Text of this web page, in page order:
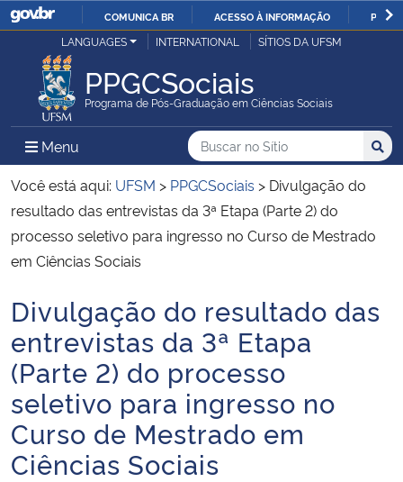
IR
O
COMUNICA BR ACESSO À INFORMAÇÃO
Ministério da Justiça e Segurança Pública
Ministério da Defesa
Ministério das Relações Exteriores
Ministério da Economia
Ministério da Agricultura, Pecuária e Abastecimento
Ministério da Educação
Ministério da Cidadania
Ministério da Saúde
LANGUAGES INTERNATIONAL SÍTIOS DA UFSM
PPGCSociais
Programa de Pós-Graduação em Ciências Sociais
Menu Menu Principal do Sítio
Busca
Buscar no no Sítio
Busca:
Você está aqui: UFSM > PPGCSociais > Divulgação do
resultado das entrevistas da 3ª Etapa (Parte 2) do
processo seletivo para ingresso no Curso de Mestrado
em Ciências Sociais
Início do conteúdo
Divulgação do resultado das
entrevistas da 3ª Etapa
(Parte 2) do processo
seletivo para ingresso no
Curso de Mestrado em
Ciências Sociais